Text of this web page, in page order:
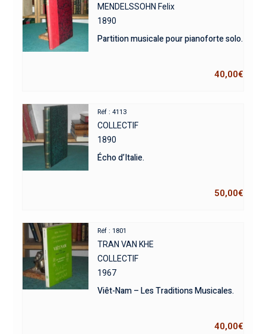
MENDELSSOHN Felix
1890
Partition musicale pour pianoforte solo.
40,00€
Réf : 4113
COLLECTIF
1890
Écho d’Italie.
50,00€
Réf : 1801
TRAN VAN KHE
COLLECTIF
1967
Viêt-Nam – Les Traditions Musicales.
40,00€